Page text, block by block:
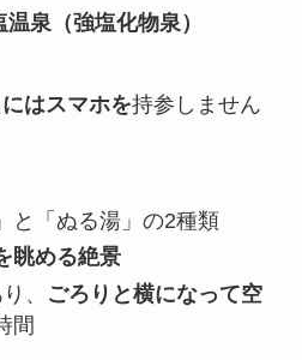
温泉（強塩化物泉）
はスマホを持参しません
と「ぬる湯」の2種類
眺める絶景
、
ごろりと横になって空
間